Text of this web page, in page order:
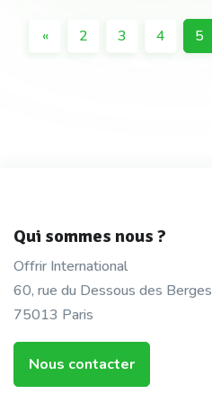
« 2 3 4 5
Qui sommes nous ?
Offrir International
60, rue du Dessous des Berges
75013 Paris
Nous contacter